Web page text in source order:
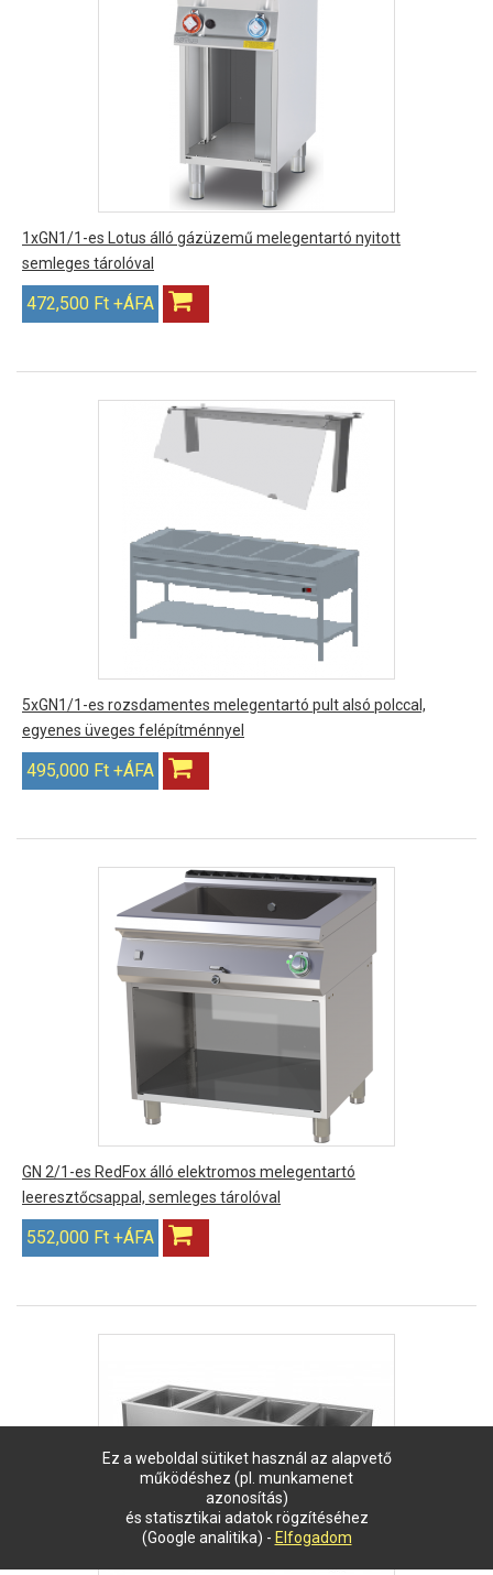
Ez a weboldal sütiket használ az alapvető
működéshez (pl. munkamenet
azonosítás)
és statisztikai adatok rögzítéséhez
(Google analitika) - Elfogadom
1xGN1/1-es Lotus álló gázüzemű melegentartó nyitott
semleges tárolóval
472,500 Ft +ÁFA
5xGN1/1-es rozsdamentes melegentartó pult alsó polccal,
egyenes üveges felépítménnyel
495,000 Ft +ÁFA
GN 2/1-es RedFox álló elektromos melegentartó
leeresztőcsappal, semleges tárolóval
552,000 Ft +ÁFA